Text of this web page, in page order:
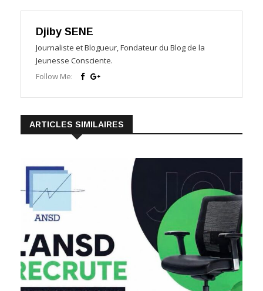
Djiby SENE
Journaliste et Blogueur, Fondateur du Blog de la
Jeunesse Consciente.
Follow Me:
ARTICLES SIMILAIRES